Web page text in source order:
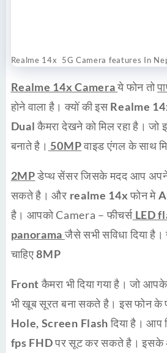
Realme 14x 5G Camera features In
Realme 14x Cameraये फोन तो
होने वाला है। क्यों की इसRealme
Dualकैमरा देखने को मिल रहा है। जो
बनाते है। 50MPवाइड एंगल के साथ
2MPडेप्थ सेंसर जिसके मदद आप
सकते है। और realme 14xफोन मे
है। आपको Camera – फीचर्सLED
panoramaजैसे सभी सविधा दिया
चाहिए8MP
Frontकैमरा भी दिया गया है। जो
भीखूब सूरतबना सकते है। इस फोन के
Hole, Screen Flashदिया है। आप
fps FHDपर सूट कर सकते है। इसके